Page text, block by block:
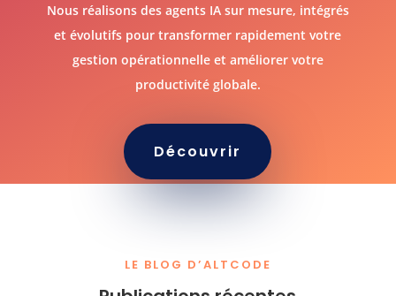
Nous réalisons des agents IA sur mesure, intégrés
et évolutifs pour transformer rapidement votre
gestion opérationnelle et améliorer votre
productivité globale.
Découvrir
LE BLOG D’ALTCODE